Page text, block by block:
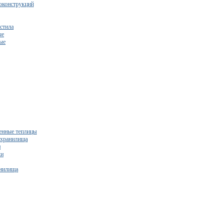
теплицы
расчет сметы исходя из вашего бюджета!